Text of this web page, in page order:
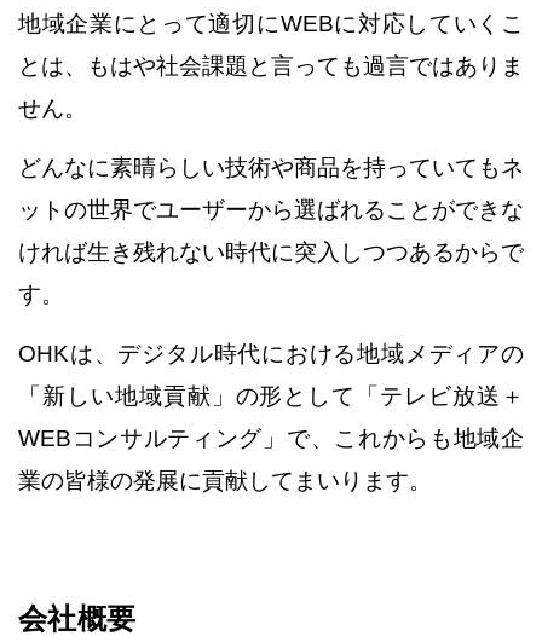
なぜならばこれまで私が対峙したコンサルタントは
「成果にコミットできますか」
と聞いてものらりくらりと交わすだけだったからだ。
そう思って決断してからの変化は想像以上だった。
市場調査と呼ばれるビッグデータの解析など
競合の店舗へ足を運びリアルな調査を重ねてくれた。
まさに取材をする記者のように。
必然的に私が手に入れる事のできない
その内容は客観的であり、根拠も詳らかで
私自身その結果は腹に落ちた。
私たちが気づけなくなっていたのは
戦術が尽きたと思っているあなたへ
地域企業にとって適切にWEBに対応していくこ
とは、
もはや社会課題と言っても過言ではありま
せん。
どんなに素晴らしい技術や商品を持っていてもネ
ットの世界でユーザーから選ばれることができな
ければ生き残れない時代に突入しつつあるからで
す。
OHKは、デジタル時代における地域メディアの
「新しい地域貢献」の形として
「テレビ放送＋
WEBコンサルティング」で、 これからも地域企
業の皆様の発展に貢献してまいります。
会社概要